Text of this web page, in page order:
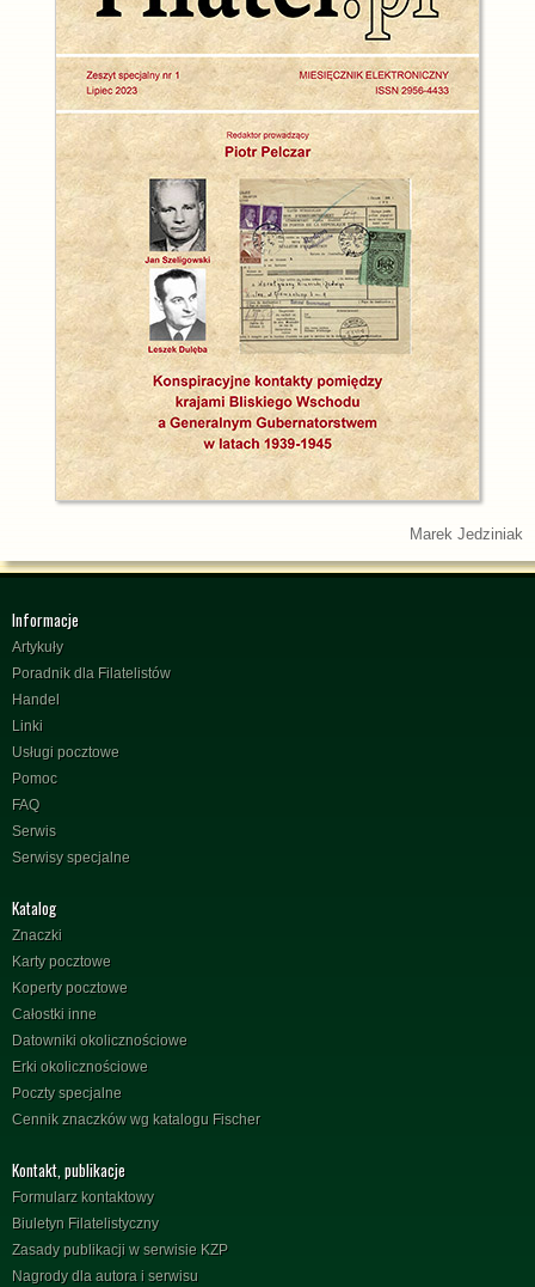
Marek Jedziniak
Informacje
Artykuły
Poradnik dla Filatelistów
Handel
Linki
Usługi pocztowe
Pomoc
FAQ
Serwis
Serwisy specjalne
Katalog
Znaczki
Karty pocztowe
Koperty pocztowe
Całostki inne
Datowniki okolicznościowe
Erki okolicznościowe
Poczty specjalne
Cennik znaczków wg katalogu Fischer
Kontakt, publikacje
Formularz kontaktowy
Biuletyn Filatelistyczny
Zasady publikacji w serwisie KZP
Nagrody dla autora i serwisu